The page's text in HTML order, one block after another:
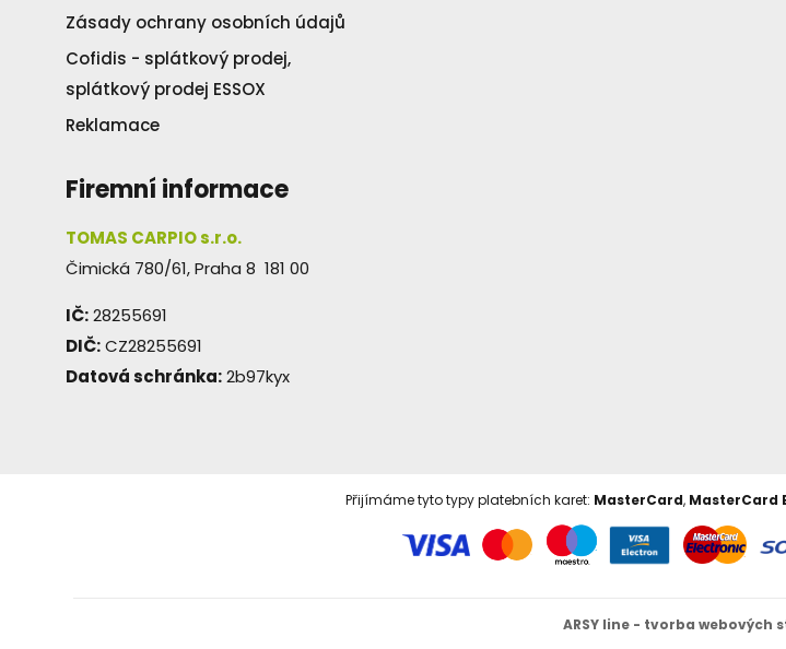
Zásady ochrany osobních údajů
Cofidis - splátkový prodej,
splátkový prodej ESSOX
Reklamace
Firemní informace
TOMAS CARPIO s.r.o.
Čimická 780/61, Praha 8 181 00
IČ:28255691
DIČ:CZ28255691
Datová schránka:2b97kyx
Přijímáme tyto typy platebních karet: MasterCard, MasterCard
ARSY line - tvorba webových